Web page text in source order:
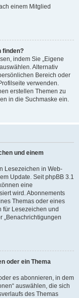
einem Mitglied
finden?
indem Sie „Eigene
Alternativ
Bereich oder
verwenden.
erstellen Themen zu
in die Suchmaske ein.
und einem
Lesezeichen in Web-
Update. Seit phpBB 3.1
eine
wird. Abonnements
Themas oder eines
für Lesezeichen und
„Benachrichtigungen
oder ein Thema
es abonnieren, in dem
auswählen, die sich
des Themas